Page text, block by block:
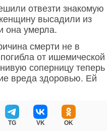
отвезти знакомую
высадили из
она умерла.
смерти не в
от ишемической
соперницу теперь
вреда здоровью. Ей
TG VK OK